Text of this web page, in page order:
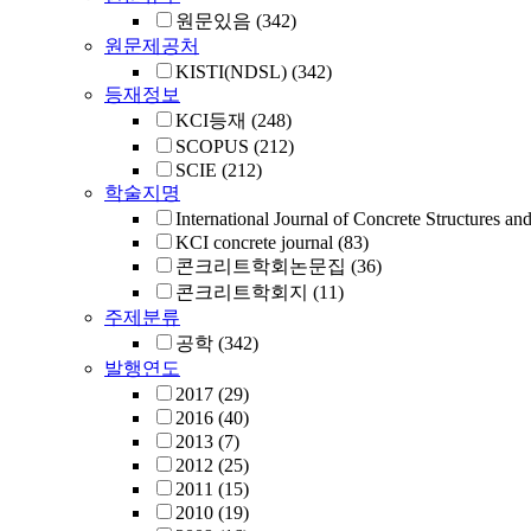
원문있음 (342)
원문제공처
KISTI(NDSL) (342)
등재정보
KCI등재 (248)
SCOPUS (212)
SCIE (212)
학술지명
International Journal of Concrete Structures
KCI concrete journal (83)
콘크리트학회논문집 (36)
콘크리트학회지 (11)
주제분류
공학 (342)
발행연도
2017 (29)
2016 (40)
2013 (7)
2012 (25)
2011 (15)
2010 (19)